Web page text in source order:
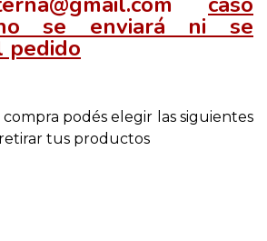
se enviará ni se
pedido
podés elegir las siguientes
tus productos